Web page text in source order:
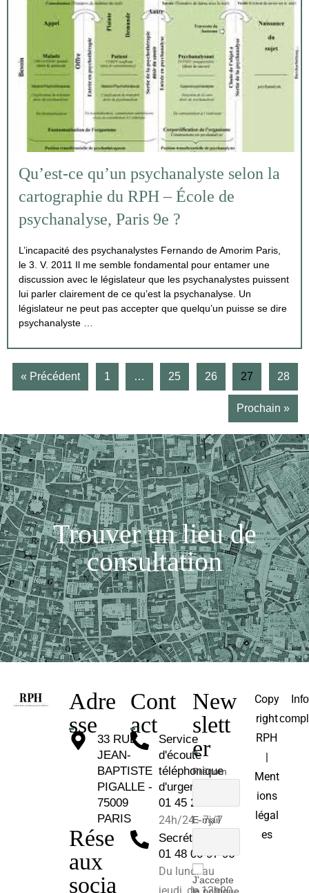
Qu’est-ce qu’un psychanalyste selon la
cartographie du RPH – École de
psychanalyse, Paris 9e ?
L’incapacité des psychanalystes Fernando de Amorim Paris,
le 3. V. 2011 Il me semble fondamental pour entamer une
discussion avec le législateur que les psychanalystes puissent
lui parler clairement de ce qu’est la psychanalyse. Un
législateur ne peut pas accepter que quelqu’un puisse se dire
psychanalyste …
« Précédent 1 … 25 26 27 28
Prochain »
Trouver un lieu de
consultation
Adre
sse
33 RUE
JEAN-
BAPTISTE
PIGALLE -
75009
PARIS
Rése
aux
socia
Cont
act
Service
d'écoute
téléphonique
d'urgence :
01 45 26 81 30
24h/24 - 7j/7
Secrétariat :
01 48 00 97 96
Du lundi au
New
slett
er
Prénom
E-mail
J'accepte
Copy
right
RPH
|
Ment
ions
légal
es